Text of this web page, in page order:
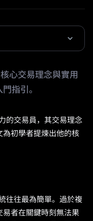
心交易理念與實用
指引。
的交易員，其交易理念
初學者提煉出他的核
往往最為簡單。過於複
者在關鍵時刻無法果